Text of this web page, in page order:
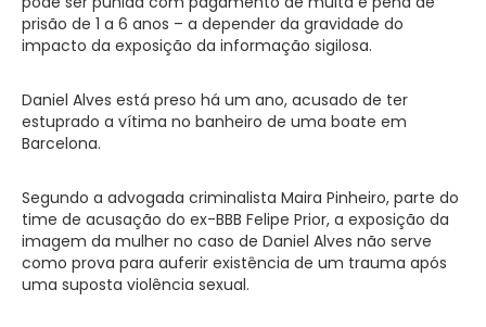
prisão de 1 a 6 anos – a depender da gravidade do
impacto da exposição da informação sigilosa.
Daniel Alves está preso há um ano, acusado de ter
estuprado a vítima no banheiro de uma boate em
Barcelona.
Segundo a advogada criminalista Maira Pinheiro, parte do
time de acusação do ex-BBB Felipe Prior, a exposição da
imagem da mulher no caso de Daniel Alves não serve
como prova para auferir existência de um trauma após
uma suposta violência sexual.